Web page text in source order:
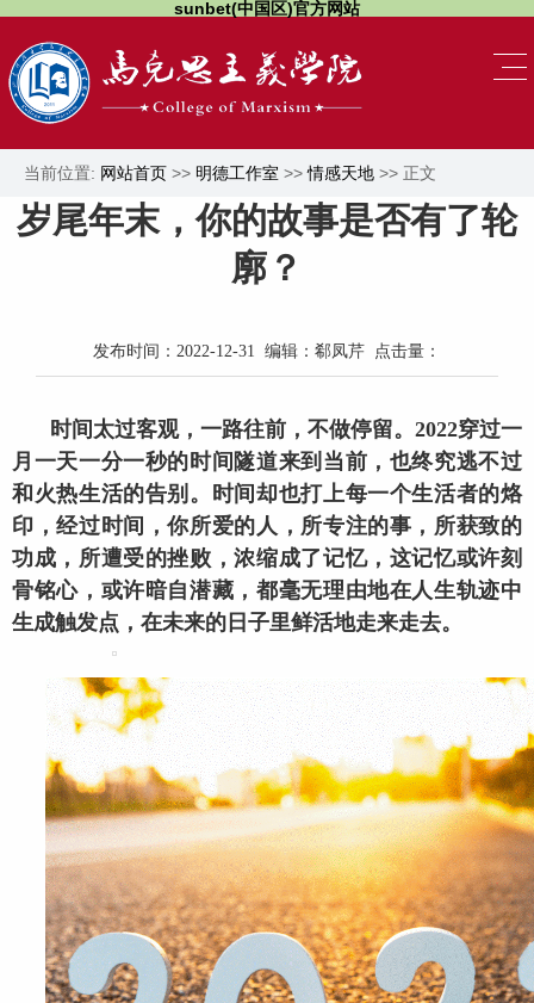
sunbet(中国区)官方网站
当前位置: 网站首页 >> 明德工作室 >>情感天地 >> 正文
岁尾年末，你的故事是否有了轮
廓？
发布时间：2022-12-31 编辑：郗凤芹 点击量：
时间太过客观，一路往前，不做停留。2022穿过一
月一天一分一秒的时间隧道来到当前，也终究逃不过
和火热生活的告别。时间却也打上每一个生活者的烙
印，经过时间，你所爱的人，所专注的事，所获致的
功成，所遭受的挫败，浓缩成了记忆，这记忆或许刻
骨铭心，或许暗自潜藏，都毫无理由地在人生轨迹中
生成触发点，在未来的日子里鲜活地走来走去。